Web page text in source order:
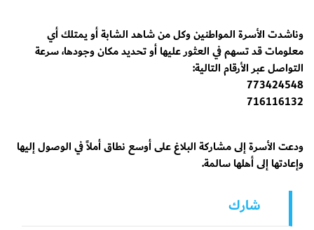
وناشدت الأسرة المواطنين وكل من شاهد الشابة أو يمتلك أي
معلومات قد تسهم في العثور عليها أو تحديد مكان وجودها، سرعة
التواصل عبر الأرقام التالية:
773424548
716116132
ودعت الأسرة إلى مشاركة البلاغ على أوسع نطاق أملاً في الوصول إليها
وإعادتها إلى أهلها سالمة.
شارك